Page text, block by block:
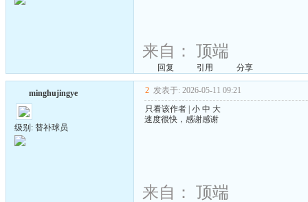
来自： 顶端
回复 引用 分享
minghujingye
级别: 替补球员
2 发表于: 2026-05-11 09:21
只看该作者 小 中 大
速度很快，感谢感谢
来自： 顶端